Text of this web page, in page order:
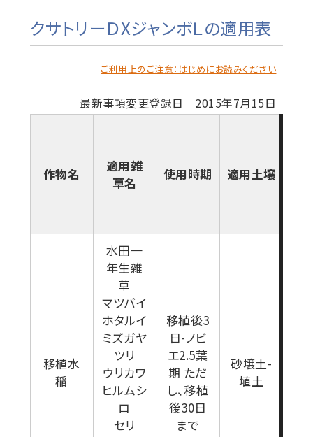
クサトリーＤXジャンボＬの適用表
ご利用上のご注意：はじめにお読みください
最新事項変更登録日 2015年7月15日
作物名
適用雑
草名
使用時期 適用土壌
移植水
稲
水田一
年生雑
草
マツバイ
ホタルイ
ミズガヤ
ツリ
ウリカワ
ヒルムシ
ロ
セリ
移植後3
日-ノビ
エ2.5葉
期 ただ
し、移植
後30日
まで
砂壌土-
埴土